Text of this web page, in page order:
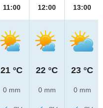
11:00
21 °C
0 mm
12:00
22 °C
0 mm
13:00
23 °C
0 mm